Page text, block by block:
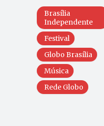
Brasília
Independente
Festival
Globo Brasília
Música
Rede Globo